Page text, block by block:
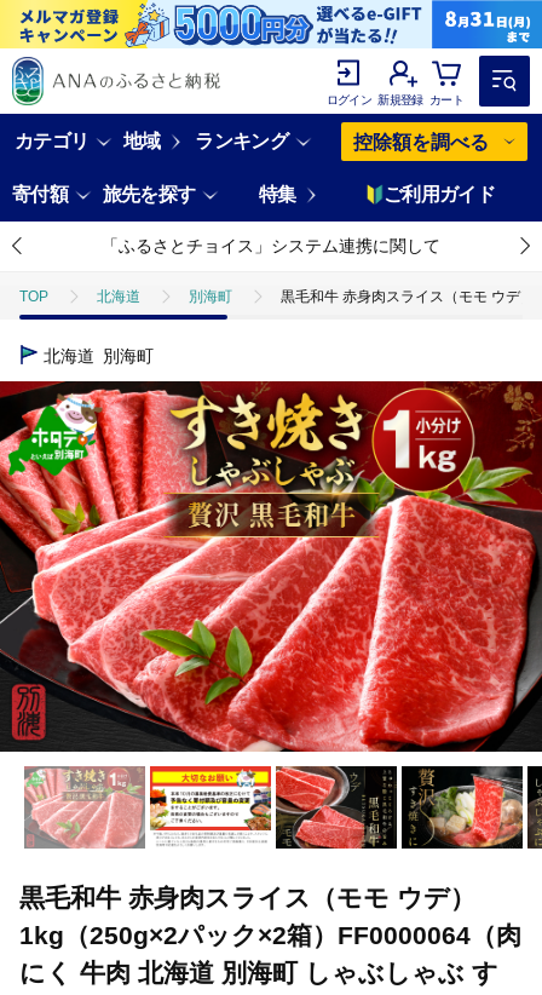
ログイン 新規登録 カート
カテゴリ 地域 ランキング 控除額を調べる
寄付額 旅先を探す 特集 ご利用ガイド
「ふるさとチョイス」システム連携に関して
TOP 北海道 別海町 黒毛和牛 赤身肉スライス（モモ ウデ
北海道 別海町
黒毛和牛 赤身肉スライス（モモ ウデ）
1kg（250g×2パック×2箱）FF0000064（肉
にく 牛肉 北海道 別海町 しゃぶしゃぶ す